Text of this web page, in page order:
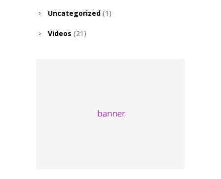
Uncategorized (1)
Videos (21)